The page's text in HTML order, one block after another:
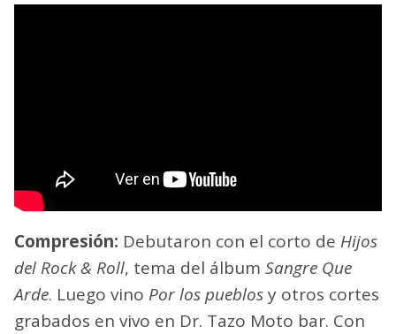
Compresión: Debutaron con el corto de Hijos
del Rock & Roll, tema del álbum Sangre Que
Arde. Luego vino Por los pueblosy otros cortes
grabados en vivo en Dr. Tazo Moto bar. Con